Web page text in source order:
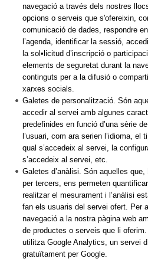
navegació a través dels nostres
opcions o serveis que s'ofereixin,
comunicació de dades, respondre
l’agenda, identificar la sessió,
la sol•licitud d’inscripció o
elements de seguretat durant la
continguts per a la difusió o
xarxes socials.
Galetes de personalització. Són
accedir al servei amb algunes
predefinides en funció d’una sèrie
l’usuari, com ara serien l’idioma, el
qual s’accedeix al servei, la
s’accedeix al servei, etc.
Galetes d’anàlisi. Són aquelles
per tercers, ens permeten
realitzar el mesurament i l’anàlisi
fan els usuaris del servei ofert. Per
navegació a la nostra pàgina web
de productes o serveis que li
utilitza Google Analytics, un servei
gratuïtament per Google.